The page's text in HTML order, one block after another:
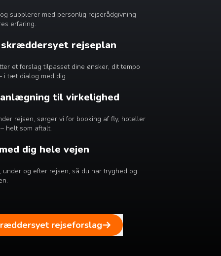
supplerer med personlig rejserådgivning
erfaring.
skræddersyet rejseplan
et forslag tilpasset dine ønsker, dit tempo
i tæt dialog med dig.
til virkelighed
rejsen, sørger vi for booking af fly, hoteller
helt som aftalt.
dig hele vejen
under og efter rejsen, så du har tryghed og
rejseforslag